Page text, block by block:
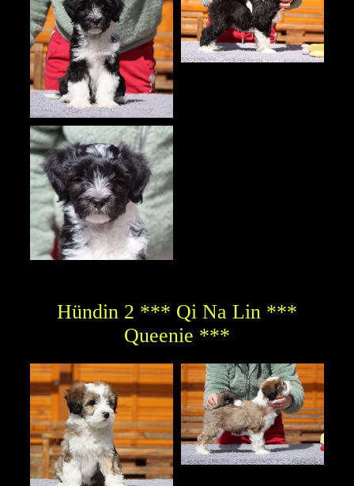
Hündin 2 *** Qi Na Lin ***
Queenie ***